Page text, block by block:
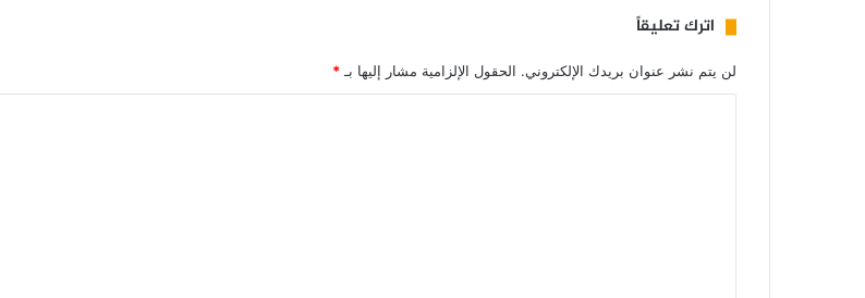
اترك تعليقاً
لن يتم نشر عنوان بريدك الإلكتروني. الحقول الإلزامية مشار إليها بـ*